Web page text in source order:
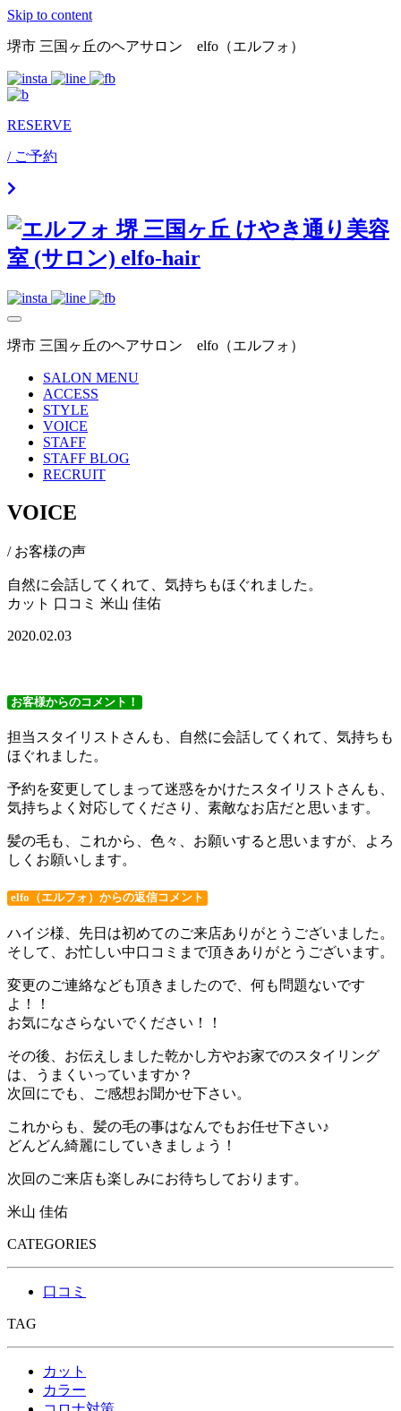
Skip to content
堺市 三国ヶ丘のヘアサロン elfo（エルフォ）
RESERVE
/ ご予約
堺市 三国ヶ丘のヘアサロン elfo（エルフォ）
SALON MENU
ACCESS
STYLE
VOICE
STAFF
STAFF BLOG
RECRUIT
VOICE
/ お客様の声
自然に会話してくれて、気持ちもほぐれました。
カット 口コミ 米山 佳佑
2020.02.03
お客様からのコメント！
担当スタイリストさんも、自然に会話してくれて、気持ちも
ほぐれました。
予約を変更してしまって迷惑をかけたスタイリストさんも、
気持ちよく対応してくださり、素敵なお店だと思います。
髪の毛も、これから、色々、お願いすると思いますが、よろ
しくお願いします。
elfo（エルフォ）からの返信コメント
ハイジ様、先日は初めてのご来店ありがとうございました。
そして、お忙しい中口コミまで頂きありがとうございます。
変更のご連絡なども頂きましたので、何も問題ないです
よ！！
お気になさらないでください！！
その後、お伝えしました乾かし方やお家でのスタイリング
は、うまくいっていますか？
次回にでも、ご感想お聞かせ下さい。
これからも、髪の毛の事はなんでもお任せ下さい♪
どんどん綺麗にしていきましょう！
次回のご来店も楽しみにお待ちしております。
米山 佳佑
CATEGORIES
口コミ
TAG
カット
カラー